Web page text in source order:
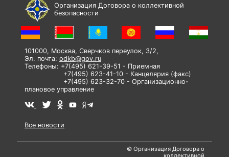
Организация Договора о коллективной
безопасности
101000, Москва, Сверчков переулок, 3/2,
Эл. почта: odkb@gov.ru
Телефоны: +7(495) 621-39-51 - Приемная
+7(495) 623-41-10 - Канцелярия (факс)
+7(495) 623-32-70 - Организационно-
плановое управление
Все новости
© Организация Договора о
коллективной